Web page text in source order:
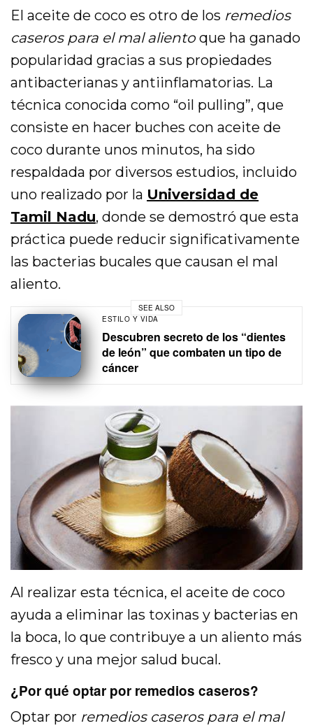
El aceite de coco es otro de los remedios
caseros para el mal alientoque ha ganado
popularidad gracias a sus propiedades
antibacterianas y antiinflamatorias. La
técnica conocida como “oil pulling”, que
consiste en hacer buches con aceite de
coco durante unos minutos, ha sido
respaldada por diversos estudios, incluido
uno realizado por la Universidad de
Tamil Nadu, donde se demostró que esta
práctica puede reducir significativamente
las bacterias bucales que causan el mal
aliento.
SEE ALSO
ESTILO Y VIDA
Descubren secreto de los “dientes
de león” que combaten un tipo de
cáncer
Al realizar esta técnica, el aceite de coco
ayuda a eliminar las toxinas y bacterias en
la boca, lo que contribuye a un aliento más
fresco y una mejor salud bucal.
¿Por qué optar por remedios caseros?
Optar por remedios caseros para el mal